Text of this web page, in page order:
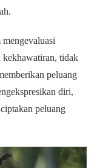
kekhawatiran, tidak
peluang
diri,
peluang